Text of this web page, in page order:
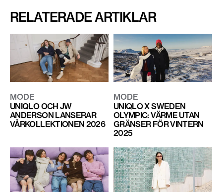
RELATERADE ARTIKLAR
MODE
UNIQLO OCH JW
ANDERSON LANSERAR
VÅRKOLLEKTIONEN 2026
MODE
UNIQLO X SWEDEN
OLYMPIC: VÄRME UTAN
GRÄNSER FÖR VINTERN
2025